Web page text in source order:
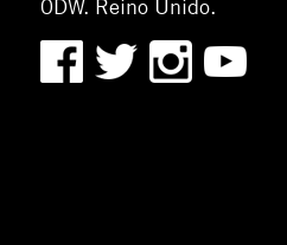
0DW. Reino Unido.